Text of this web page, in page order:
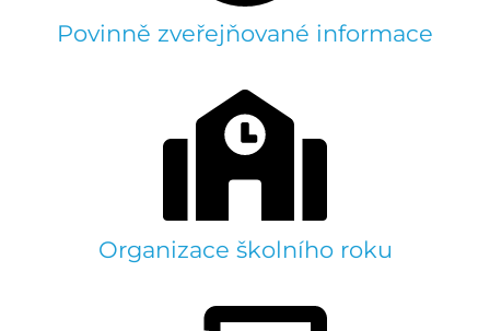
Povinně zveřejňované informace
Organizace školního roku